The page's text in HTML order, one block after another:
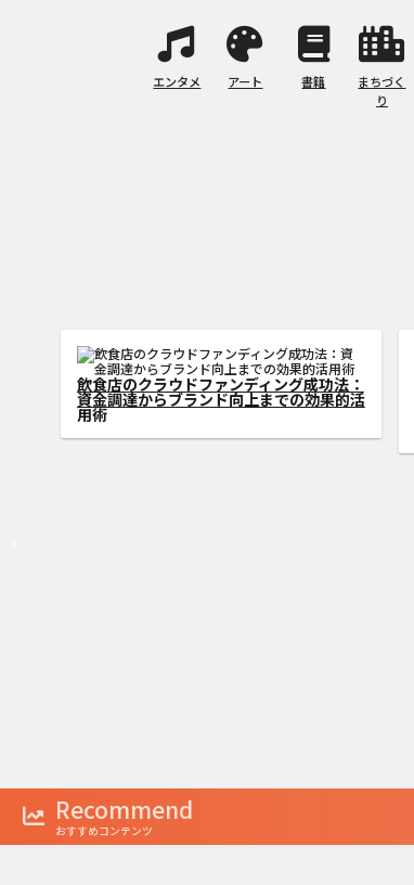
エンタメ アート 書籍
まちづく
り
SDGs型クラウドファンディングがサステ
ィナブル社会の実現に貢献
Recommend
おすすめコンテンツ